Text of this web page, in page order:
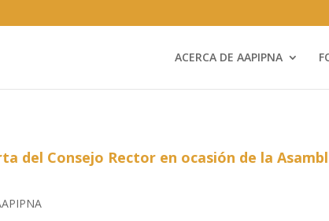
ACERCA DE AAPIPNA
del Consejo Rector en ocasión de la